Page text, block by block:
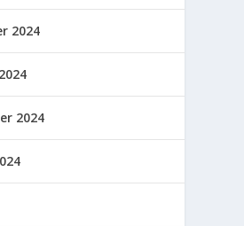
2024
2024